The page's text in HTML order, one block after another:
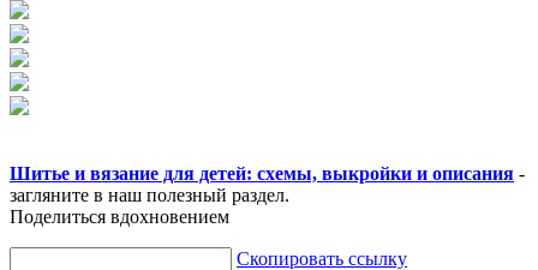
Шитье и вязание для детей: схемы, выкройки и описания -
загляните в наш полезный раздел.
Поделиться вдохновением
Скопировать ссылку